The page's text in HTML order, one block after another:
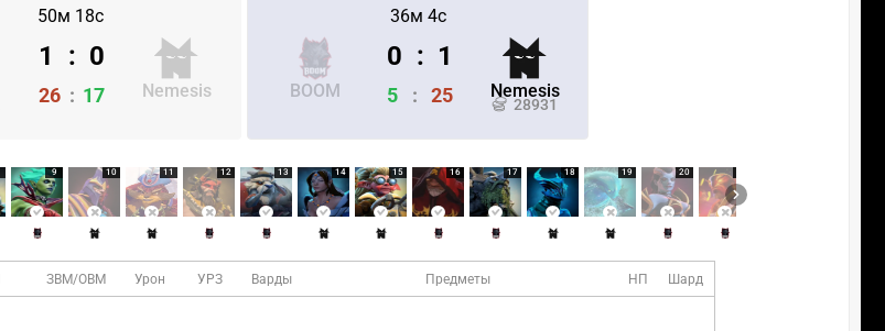
50м 18с
Nemesis
1 : 0
26 : 17
36м 4с
BOOM Nemesis
28931
0 : 1
5 : 25
9 10 11 12 13 14 15 16 17 18 19 20
ЗВМ/ОВМ Урон УРЗ Варды Предметы НП Шард